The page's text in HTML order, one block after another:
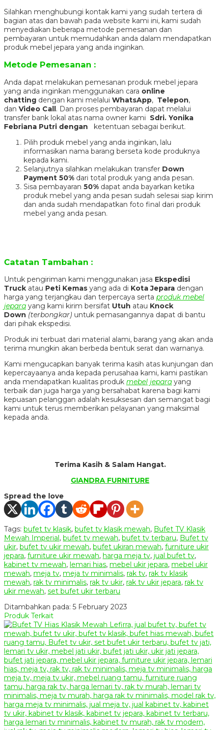
Silahkan menghubungi kontak kami yang sudah tertera di
bagian atas dan bawah pada website kami ini, kami sudah
menyediakan beberapa metode pemesanan dan
pembayaran untuk memudahkan anda dalam mendapatkan
produk mebel jepara yang anda inginkan.
Metode Pemesanan :
Anda dapat melakukan pemesanan produk mebel jepara
yang anda inginkan menggunakan cara online
chatting dengan kami melalui WhatsApp, Telepon,
dan Video Call. Dan proses pembayaran dapat melalui
transfer bank lokal atas nama owner kami Sdri. Yonika
Febriana Putri dengan ketentuan sebagai berikut.
Pilih produk mebel yang anda inginkan, lalu
informasikan nama barang berseta kode produknya
kepada kami.
Selanjutnya silahkan melakukan transfer Down
Payment 50% dari total produk yang anda pesan.
Sisa pembayaran 50% dapat anda bayarkan ketika
produk mebel yang anda pesan sudah selesai siap kirim
dan anda sudah mendapatkan foto final dari produk
mebel yang anda pesan.
Catatan Tambahan :
Untuk pengiriman kami menggunakan jasa Ekspedisi
Truck atau Peti Kemas yang ada di Kota Jepara dengan
harga yang terjangkau dan terpercaya serta produk mebel
jepara yang kami kirim bersifat Utuh atau Knock
Down (terbongkar) untuk pemasangannya dapat di bantu
dari pihak ekspedisi.
Produk ini terbuat dari material alami, barang yang akan anda
terima mungkin akan berbeda bentuk serat dan warnanya.
Kami mengucapkan banyak terima kasih atas kunjungan dan
kepercayaanya anda kepada perusahaa kami, kami pastikan
anda mendapatkan kualitas produk mebel jepara yang
terbaik dan juga harga yang bersahabat karena bagi kami
kepuasan pelanggan adalah kesuksesan dan semangat bagi
kami untuk terus memberikan pelayanan yang maksimal
kepada anda.
Terima Kasih & Salam Hangat.
GIANDRA FURNITURE
Spread the love
Tags: bufet tv klasik, bufet tv klasik mewah, Bufet TV Klasik
Mewah Imperial , bufet tv mewah, bufet tv terbaru, Bufet tv
ukir, bufet tv ukir mewah, bufet ukiran mewah, furniture ukir
jepara, furniture ukir mewah, harga meja tv, jual bufet tv,
kabinet tv mewah, lemari hias, mebel ukir jepara, mebel ukir
mewah, meja tv, meja tv minimalis, rak tv, rak tv klasik
mewah, rak tv minimalis, rak tv ukir, rak tv ukir jepara, rak tv
ukir mewah, set bufet ukir terbaru
Ditambahkan pada: 5 February 2023
Produk Terkait